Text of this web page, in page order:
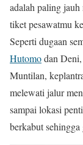
adalah paling
tiket pesawatmu
Seperti dugaan
Hutomodan
Muntilan,
melewati jalur
sampai lokasi
berkabut